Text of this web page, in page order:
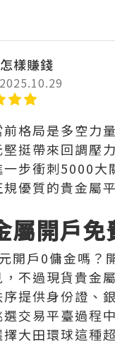
樣賺錢
格局是多空力
挺帶來回調壓
一步衝刺5000
優質的貴金屬
屬開戶免
開戶0傭金嗎？
不過現貨貴金
提供身份證、
選交易平臺過程
大田環球這種